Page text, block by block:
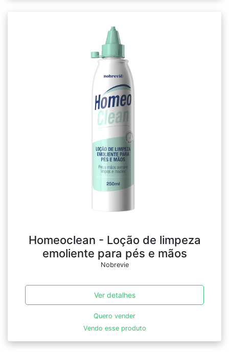
Homeoclean - Loção de limpeza
emoliente para pés e mãos
Nobrevie
Ver detalhes
Quero vender
Vendo esse produto